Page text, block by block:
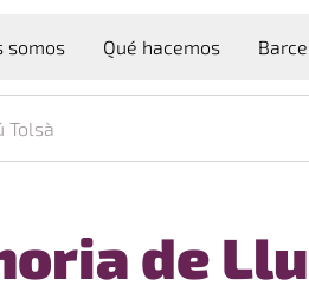
somos
Qué hacemos
Tolsà
de